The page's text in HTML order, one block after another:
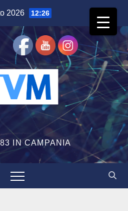
2026 12:26
IN CAMPANIA